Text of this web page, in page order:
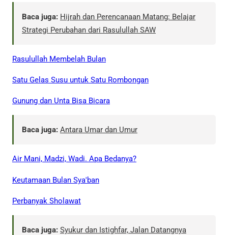
Baca juga: Hijrah dan Perencanaan Matang: Belajar
Strategi Perubahan dari Rasulullah SAW
Rasulullah Membelah Bulan
Satu Gelas Susu untuk Satu Rombongan
Gunung dan Unta Bisa Bicara
Baca juga: Antara Umar dan Umur
Air Mani, Madzi, Wadi. Apa Bedanya?
Keutamaan Bulan Sya'ban
Perbanyak Sholawat
Baca juga: Syukur dan Istighfar, Jalan Datangnya